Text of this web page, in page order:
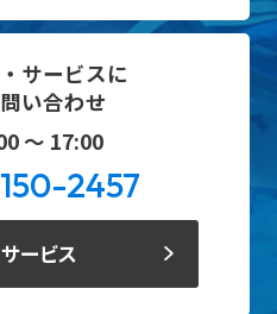
サービスに
い合わせ
～ 17:00
2457
ービス